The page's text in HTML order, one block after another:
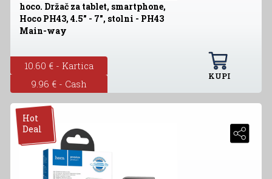
hoco. Držač za tablet, smartphone,
Hoco PH43, 4.5" - 7", stolni - PH43
Main-way
10.60 € - Kartica
9.96 € - Cash
KUPI
Hot
Deal